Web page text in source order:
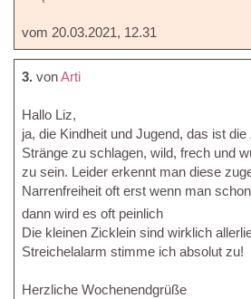
vom 20.03.2021, 12.31
3. vonArti
Hallo Liz,
ja, die Kindheit und Jugend, das ist
Stränge zu schlagen, wild, frech und
zu sein. Leider erkennt man diese
Narrenfreiheit oft erst wenn man
dann wird es oft peinlich
Die kleinen Zicklein sind wirklich
Streichelalarm stimme ich absolut zu!
Herzliche Wochenendgrüße